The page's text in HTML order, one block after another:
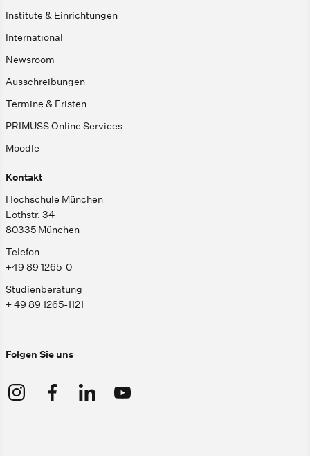
Institute & Einrichtungen
International
Newsroom
Ausschreibungen
Termine & Fristen
PRIMUSS Online Services
Moodle
Kontakt
Hochschule München
Lothstr. 34
80335 München
Telefon
+49 89 1265-0
Studienberatung
+ 49 89 1265-1121
Folgen Sie uns